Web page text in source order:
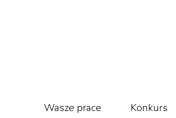
Wasze prace Konkurs